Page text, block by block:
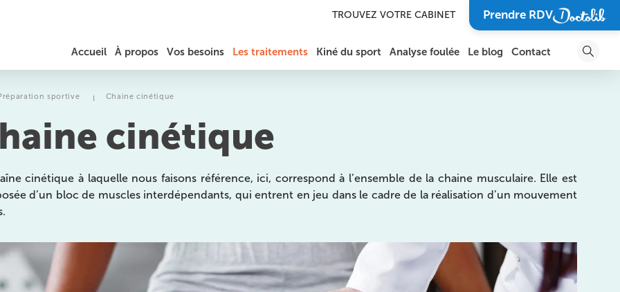
TROUVEZ VOTRE CABINET Prendre RDV
Accueil À propos
TARIFS ET REMBOURSEMENT
Vos besoins
MAL DE DOS, HERNIE DISCALE ET SCIATIQUE
TENDINITES / TENDINOPATHIES
TROUBLES DE L’ÉQUILIBRE ET DE LA MARCHE
MIGRAINES ET MAUX DE TÊTE
DOULEURS DU POIGNET, DE LA MAIN ET DES
ARTHROSE
LES BLESSURES SPORTIVES
Les traitements
PRÉPARATION SPORTIVE
MASSAGES
THÉRAPEUTIQUES ET
OSTÉOPATHIE
Kiné du sport
RETOURNER SUR VOTRE
TERRAIN DE SPORT FAVORI
RÉCUPÉRER APRÈS UNE
COMPÉTITION
Analyse foulée Le blog Contact
sportive I Chaine cinétique
cinétique
cinétique à laquelle nous faisons référence, ici, correspond à l’ensemble de la chaine musculaire. Elle est
d’un bloc de muscles interdépendants, qui entrent en jeu dans le cadre de la réalisation d’un mouvement